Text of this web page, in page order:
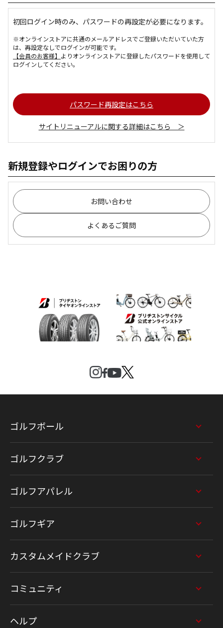
初回ログイン時のみ、パスワードの再設定が必要になります。
※オンラインストアに共通のメールアドレスでご登録いただいていた方
は、再設定なしでログインが可能です。
【会員のお客様】 よりオンラインストアに登録したパスワードを使用して
ログインしてください。
パスワード再設定はこちら
サイトリニューアルに関する詳細はこちら ＞
新規登録やログインでお困りの方
お問い合わせ
よくあるご質問
ゴルフボール
ゴルフクラブ
ゴルフアパレル
ゴルフギア
カスタムメイドクラブ
コミュニティ
ヘルプ